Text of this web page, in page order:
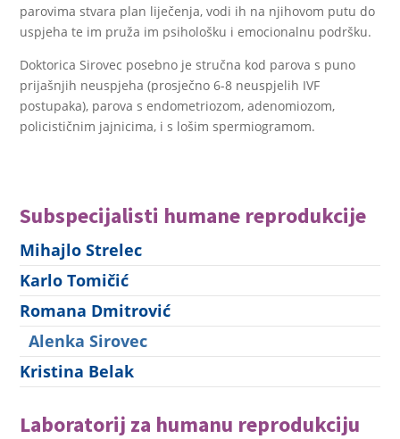
parovima stvara plan liječenja, vodi ih na njihovom putu do
uspjeha te im pruža im psihološku i emocionalnu podršku.
Doktorica Sirovec posebno je stručna kod parova s puno
prijašnjih neuspjeha (prosječno 6-8 neuspjelih IVF
postupaka), parova s endometriozom, adenomiozom,
policističnim jajnicima, i s lošim spermiogramom.
Subspecijalisti humane reprodukcije
Mihajlo Strelec
Karlo Tomičić
Romana Dmitrović
Alenka Sirovec
Kristina Belak
Laboratorij za humanu reprodukciju